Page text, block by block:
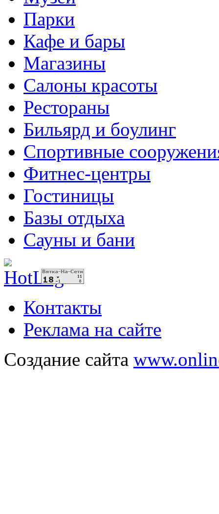
Парки
Кафе и бары
Магазины
Салоны красоты
Рестораны
Бильярд и боулинг
Спортивные
Фитнес-центры
Гостиницы
Базы отдыха
Сауны и бани
Контакты
Реклама на сайте
Создание сайта